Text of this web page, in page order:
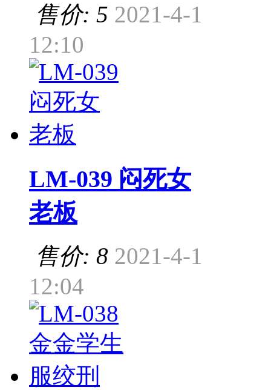
售价: 5 2021-4-1
12:10
LM-039 闷死女
老板
售价: 8 2021-4-1
12:04